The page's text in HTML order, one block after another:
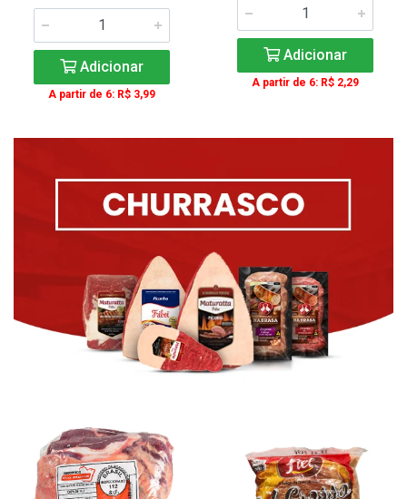
Adicionar
A partir de 6: R$ 3,99
Adicionar
A partir de 6: R$ 2,29